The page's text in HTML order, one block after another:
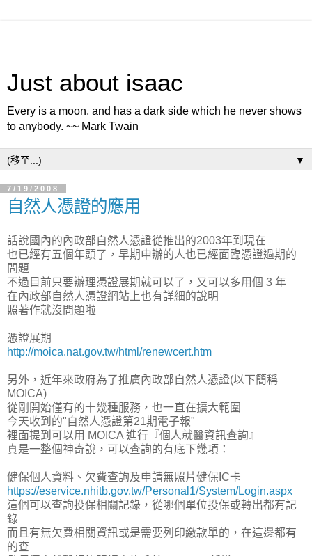
Just about isaac
Every is a moon, and has a dark side which he never shows
to anybody. ~~ Mark Twain
▼
7/19/2008
自然人憑證的應用
話說國內的內政部自然人憑證從推出的2003年到現在
也已經有五個年頭了，早期申辦的人也已經面臨憑證過期的
問題
不過目前只要辦理憑證展期就可以了，又可以多用個 3 年
在內政部自然人憑證網站上也有詳細的說明
照著作就沒問題啦
憑證展期
http://moica.nat.gov.tw/html/renewcert.htm
另外，近年來政府為了推廣內政部自然人憑證(以下簡稱
MOICA)
從剛開始僅有的十幾種服務，也一直在擴大範圍
今天收到的"自然人憑證第21期電子報"
裡面提到可以用 MOICA 進行『個人就醫資訊查詢』
真是一整個神奇說，可以查詢的有底下幾項：
健保個人資料、欠費查詢及申請無照片健保IC卡
https://eservice.nhitb.gov.tw/Personal1/System/Login.aspx
這個可以查詢投保相關記錄，從哪個單位投保或轉出都有記
錄
而且有無欠費相關資訊或是需要列印繳款單的，在這邊都有
的查